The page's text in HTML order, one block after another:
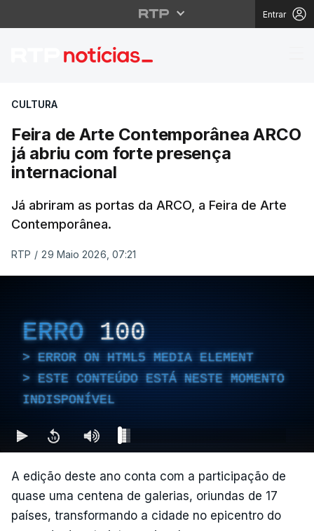
Entrar
Feira de Arte
CULTURA
Feira de Arte Contemporânea ARCO
já abriu com forte presença
internacional
Já abriram as portas da ARCO, a Feira de Arte
Contemporânea.
RTP / 29 Maio 2026, 07:21
ERRO 100
ERROR ON HTML5 MEDIA ELEMENT
ESTE CONTEÚDO ESTÁ NESTE MOMENTO
INDISPONÍVEL
A edição deste ano conta com a participação de
quase uma centena de galerias, oriundas de 17
países, transformando a cidade no epicentro do